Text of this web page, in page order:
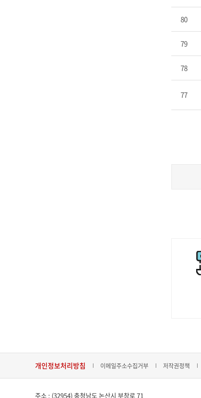
80
79
78
77
개인정보처리방침 이메일주소수집거부 저작권정책
주소 : (32954) 충청남도 논산시 부창로 71